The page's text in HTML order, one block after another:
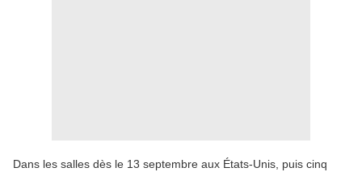
Dans les salles dès le 13 septembre aux États-Unis, puis cinq